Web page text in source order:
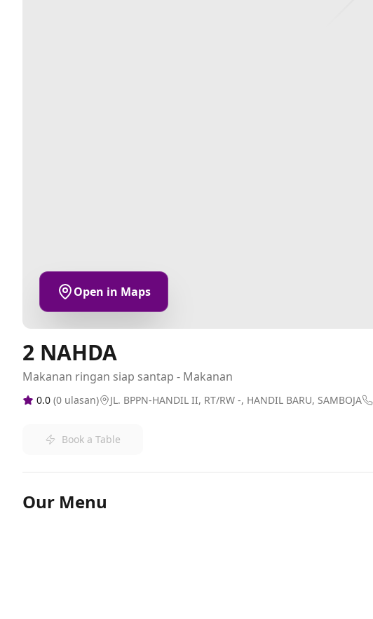
Open in Maps
2 NAHDA
Makanan ringan siap santap - Makanan
0.0 (0 ulasan) JL. BPPN-HANDIL II, RT/RW -, HANDIL BARU, SAMBOJA
Book a Table
Our Menu